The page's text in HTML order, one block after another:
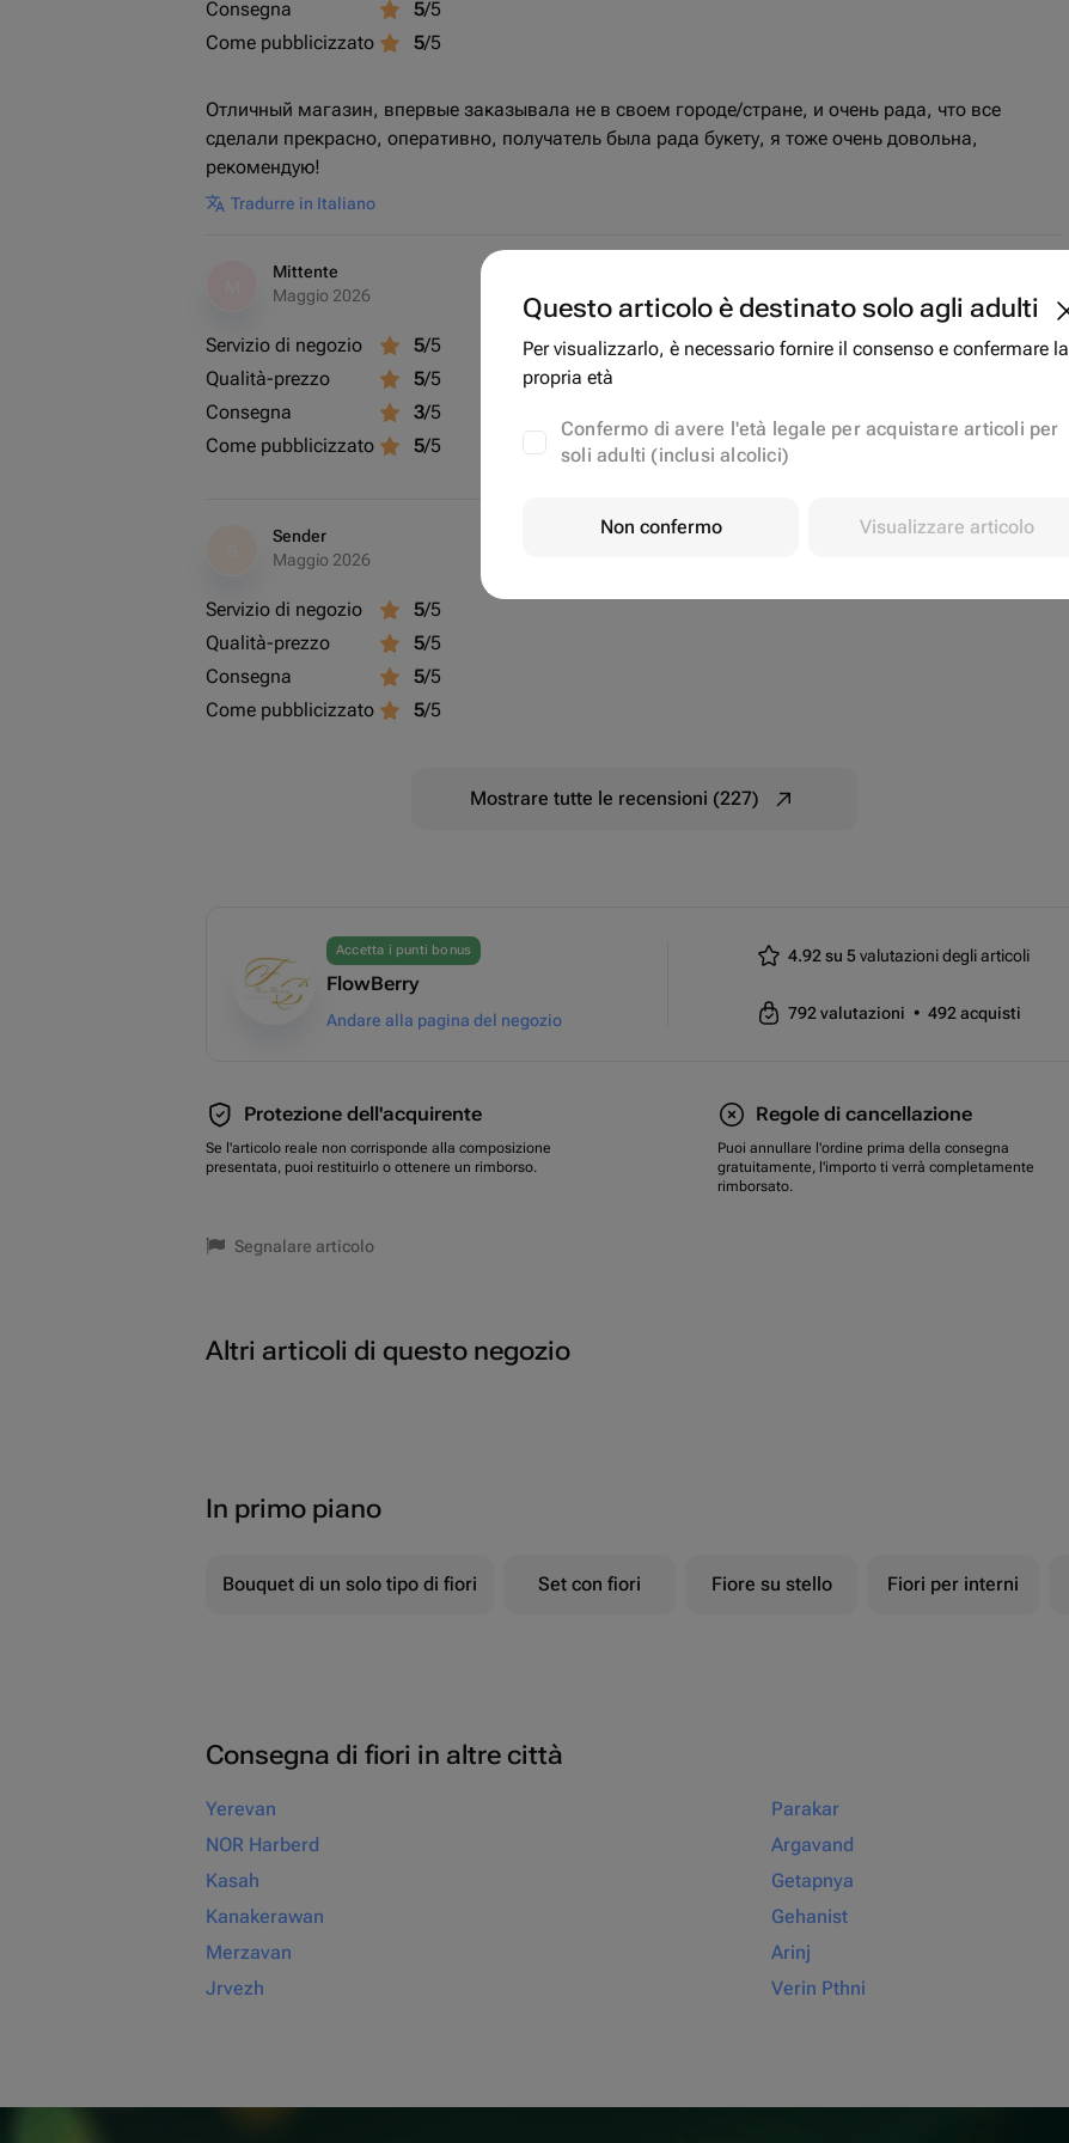
Consegna
5/5
Come pubblicizzato
5/5
Отличный магазин, впервые заказывала не в своем городе/стране, и очень рада, что все
сделали прекрасно, оперативно, получатель была рада букету, я тоже очень довольна,
рекомендую!
Tradurre in Italiano
Mittente
Maggio 2026
Servizio di negozio 5/5
Qualità-prezzo
5/5
Consegna
3/5
Come pubblicizzato
5/5
Sender
Maggio 2026
Servizio di negozio 5/5
Qualità-prezzo
5/5
Consegna
5/5
Come pubblicizzato
5/5
Mostrare tutte le recensioni (227)
Accetta i punti bonus
FlowBerry
Andare alla pagina del negozio
4.92 su 5valutazioni degli articoli
792 valutazioni • 492 acquisti
Protezione dell'acquirente
Se l'articolo reale non corrisponde alla composizione
presentata, puoi restituirlo o ottenere un rimborso.
Regole di cancellazione
Puoi annullare l'ordine prima della consegna
gratuitamente, l'importo ti verrà completamente
rimborsato.
Segnalare articolo
Altri articoli di questo negozio
In primo piano
Bouquet di un solo tipo di fiori Set con fiori Fiore su stello Fiori per interni
Consegna di fiori in altre città
Yerevan
NOR Harberd
Kasah
Kanakerawan
Merzavan
Jrvezh
Parakar
Argavand
Getapnya
Gehanist
Arinj
Verin Pthni
Questo articolo è destinato solo agli adulti
Per visualizzarlo, è necessario fornire il consenso e confermare la
propria età
Confermo di avere l'età legale per acquistare articoli per
soli adulti (inclusi alcolici)
Non confermo Visualizzare articolo